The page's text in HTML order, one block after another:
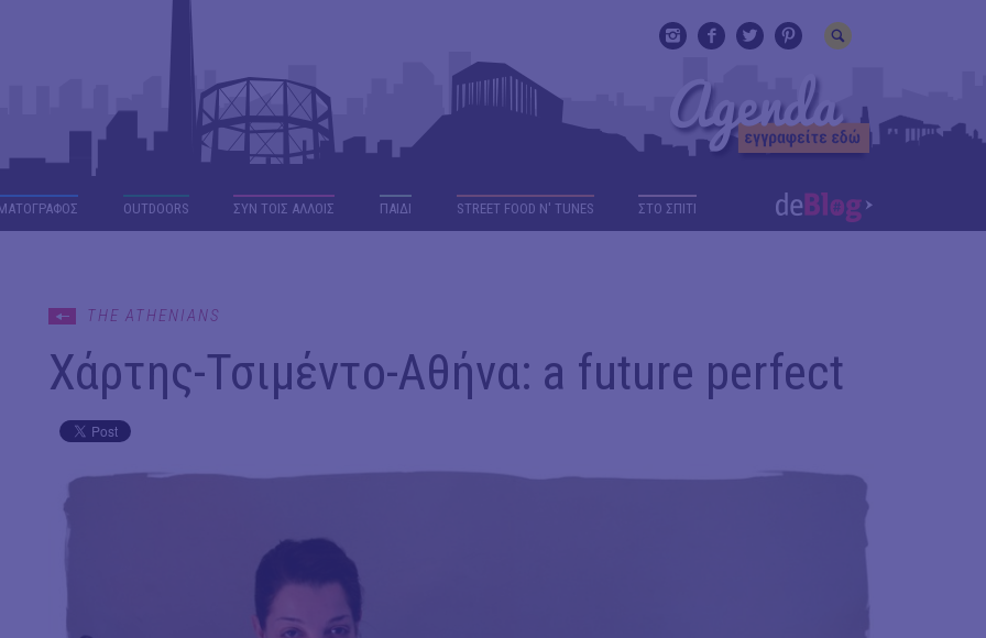
OUTDΟORS ΣΥΝ ΤΟΙΣ ΑΛΛΟΙΣ ΠΑΙΔΙ STREET FOOD N' TUNES ΣΤΟ ΣΠΙΤΙ
THE ATHENIANS
Χάρτης-Τσιμέντο-Αθήνα: a future perfect